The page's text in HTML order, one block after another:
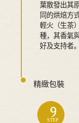
葉散發出其
同的烘焙方
輕火（生茶
種，其香氣
好及支持者。
精緻包裝
9
STEP